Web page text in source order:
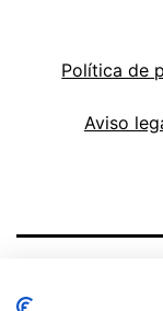
Política de
Aviso